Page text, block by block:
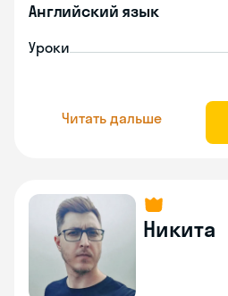
Английский язык
Уроки
Читать дальше
Никита